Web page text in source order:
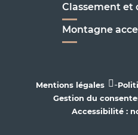
Classement et
Montagne
Mentions légales -
Gestion du
Accessibilité :